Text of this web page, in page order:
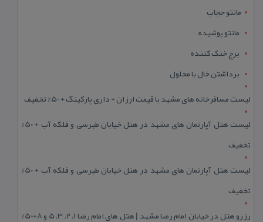
مانتو حجاب
مانتو پوشیده
برج خنک کننده
برداشتن خال با محلول
لیست مسافرخانه های مشهد با قیمت ارزان + داری پارکینگ + 50% تخفیف
لیست هتل آپارتمان های مشهد در هتل خیابان طبرسی و فلکه آب + 50%
تخفیف
لیست هتل آپارتمان های مشهد در هتل خیابان طبرسی و فلکه آب + 50%
تخفیف
رزرو هتل در خیابان امام رضا مشهد | هتل‌ های امام رضا 1، 2، 3، 5 و 8+50%